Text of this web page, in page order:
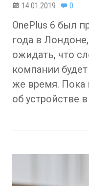
14.01.2019 0
OnePlus 6 был
года в
ожидать, что
компании
же время. Пока
об устройстве